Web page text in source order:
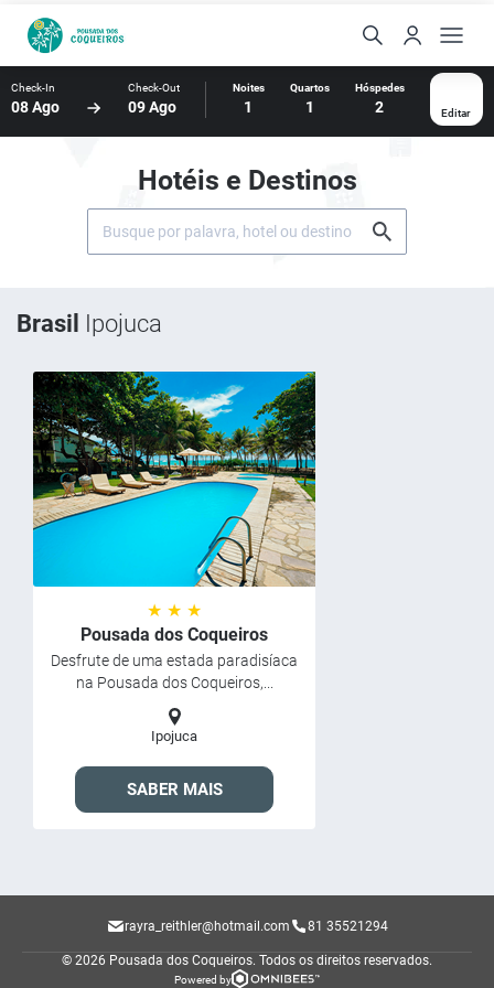
Check-In
08 Ago
Check-Out
09 Ago
Noites
1
Quartos
1
Hóspedes
2 Editar
Hotéis e Destinos
Brasil Ipojuca
★ ★ ★
Pousada dos Coqueiros
Desfrute de uma estada paradisíaca
na Pousada dos Coqueiros,...
Ipojuca
SABER MAIS
rayra_reithler@hotmail.com 81 35521294
© 2026 Pousada dos Coqueiros. Todos os direitos reservados.
Powered by